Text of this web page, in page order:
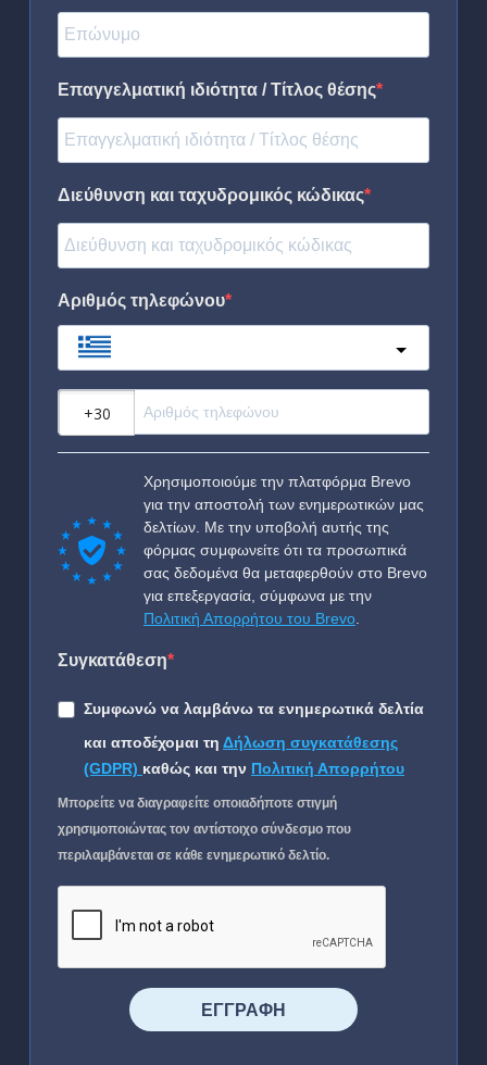
Επαγγελματική ιδιότητα / Τίτλος θέσης
Διεύθυνση και ταχυδρομικός κώδικας
Αριθμός τηλεφώνου
Χρησιμοποιούμε την πλατφόρμα Brevo
για την αποστολή των ενημερωτικών μας
δελτίων. Με την υποβολή αυτής της
φόρμας συμφωνείτε ότι τα προσωπικά
σας δεδομένα θα μεταφερθούν στο Brevo
για επεξεργασία, σύμφωνα με την
Πολιτική Απορρήτου του Brevo
Συγκατάθεση
Συμφωνώ να λαμβάνω τα ενημερωτικά δελτία
και αποδέχομαι τη Δήλωση συγκατάθεσης
(GDPR) καθώς και την Πολιτική Απορρήτου
Μπορείτε να διαγραφείτε οποιαδήποτε στιγμή
χρησιμοποιώντας τον αντίστοιχο σύνδεσμο που
περιλαμβάνεται σε κάθε ενημερωτικό δελτίο.
⠀⠀⠀⠀ΕΓΓΡΑΦΗ⠀⠀⠀⠀